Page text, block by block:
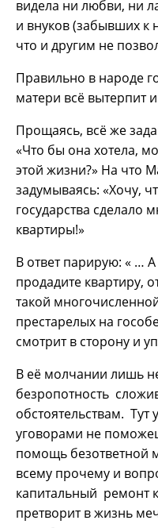
видела ни любви, ни
и внуков (забывших к
что и другим не
Правильно в народе
матери всё вытерпит
Прощаясь, всё же
«Что бы она хотела,
этой жизни?» На что
задумываясь: «Хочу,
государства сделало
квартиры!»
В ответ парирую: « …
продадите квартиру,
такой
престарелых на
смотрит в сторону и
В её молчании лишь
безропотность
обстоятельствам.
уговорами не
помощь безответной
всему прочему и
капитальный ремонт
претворит в жизнь